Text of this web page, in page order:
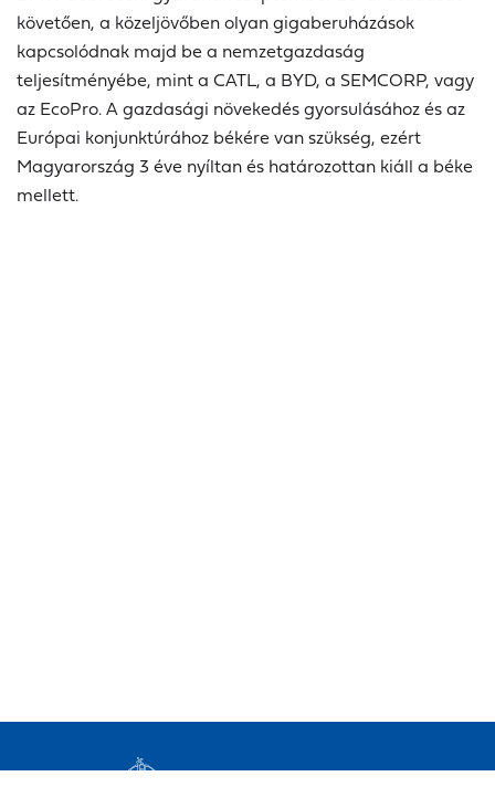
követően, a közeljövőben olyan gigaberuházások
kapcsolódnak majd be a nemzetgazdaság
teljesítményébe, mint a CATL, a BYD, a SEMCORP, vagy
az EcoPro. A gazdasági növekedés gyorsulásához és az
Európai konjunktúrához békére van szükség, ezért
Magyarország 3 éve nyíltan és határozottan kiáll a béke
mellett.